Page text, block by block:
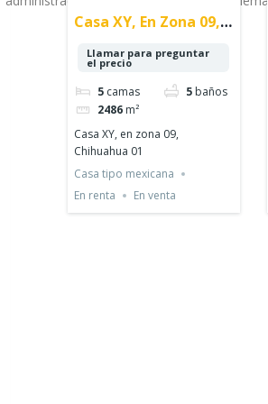
Casa XY, En Zona 09,
Llamar para preguntar
el precio
5 camas 5 baños
2486 m²
Casa XY, en zona 09,
Chihuahua 01
Casa tipo mexicana
En renta
En venta